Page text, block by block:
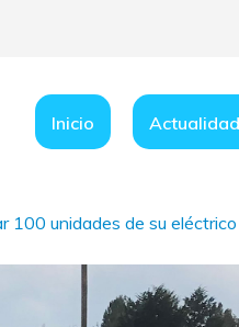
Inicio Actualidad
100 unidades de su